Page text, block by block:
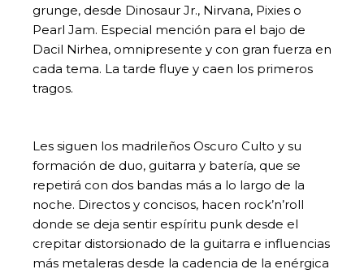
grunge, desde Dinosaur Jr., Nirvana, Pixies o
Pearl Jam. Especial mención para el bajo de
Dacil Nirhea, omnipresente y con gran fuerza en
cada tema. La tarde fluye y caen los primeros
tragos.
Les siguen los madrileños Oscuro Culto y su
formación de duo, guitarra y batería, que se
repetirá con dos bandas más a lo largo de la
noche. Directos y concisos, hacen rock’n’roll
donde se deja sentir espíritu punk desde el
crepitar distorsionado de la guitarra e influencias
más metaleras desde la cadencia de la enérgica